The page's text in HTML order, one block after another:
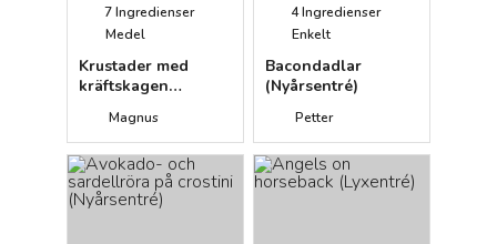
7Ingredienser
Medel
Krustader med
kräftskagen
Magnus
4Ingredienser
Enkelt
Bacondadlar
(Nyårsentré)
Petter